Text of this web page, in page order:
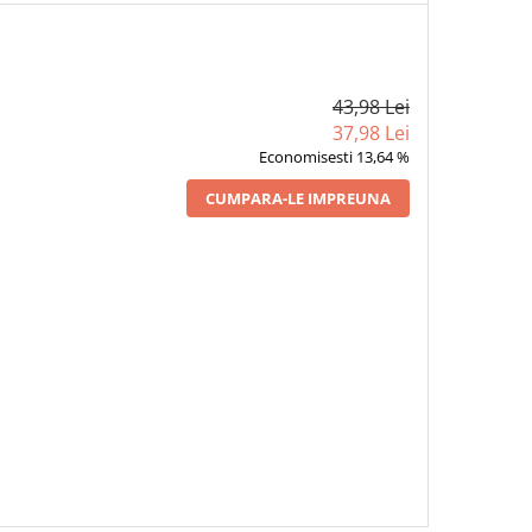
43,98 Lei
37,98 Lei
Economisesti 13,64 %
CUMPARA-LE IMPREUNA